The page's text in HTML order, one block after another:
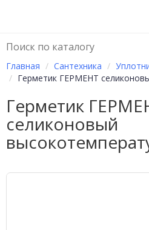
Главная Сантехника
Герметик ГЕРМЕНТ
Герметик
селиконовый